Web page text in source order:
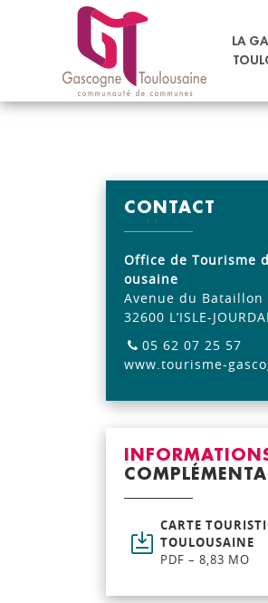
LA
SORTIR & DÉCOUVRIR
CONTACT
Office de Tourisme
ousaine
Avenue du Bataillon
32600 L’ISLE-
05 62 07 25 57
www.tourisme-
CARTE
TOULOUSAINE
PDF – 8,83 MO